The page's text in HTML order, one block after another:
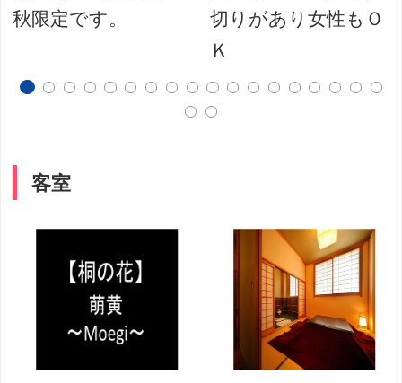
秋限定です。
切りがあり女性もＯ
Ｋ
客室